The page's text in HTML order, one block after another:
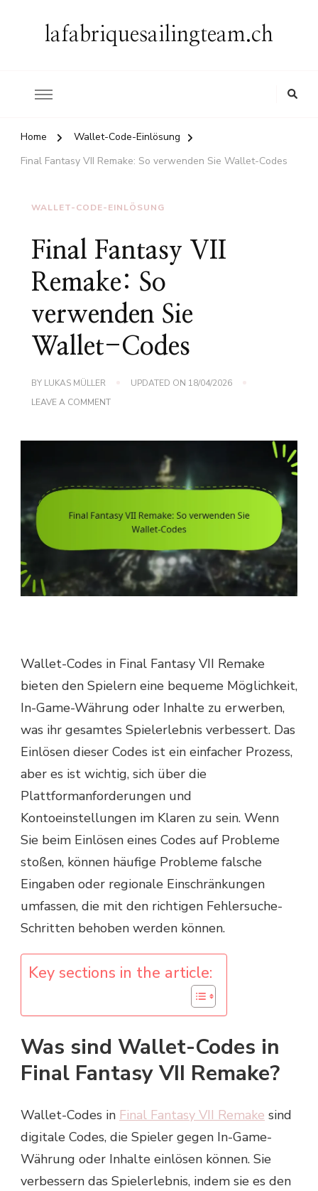
lafabriquesailingteam.ch
Home
Wallet-Code-Einlösung
Final Fantasy VII Remake: So verwenden Sie Wallet-Codes
WALLET-CODE-EINLÖSUNG
Final Fantasy VII
Remake: So
verwenden Sie
Wallet-Codes
BY LUKAS MÜLLER UPDATED ON 18/04/2026
LEAVE A COMMENTON
VERWENDEN
SIE
CODES
Wallet-Codes in Final Fantasy VII Remake
bieten den Spielern eine bequeme Möglichkeit,
In-Game-Währung oder Inhalte zu erwerben,
was ihr gesamtes Spielerlebnis verbessert. Das
Einlösen dieser Codes ist ein einfacher Prozess,
aber es ist wichtig, sich über die
Plattformanforderungen und
Kontoeinstellungen im Klaren zu sein. Wenn
Sie beim Einlösen eines Codes auf Probleme
stoßen, können häufige Probleme falsche
Eingaben oder regionale Einschränkungen
umfassen, die mit den richtigen Fehlersuche-
Schritten behoben werden können.
Key sections in the article:
Was sind Wallet-Codes in
Final Fantasy VII Remake?
Wallet-Codes in Final Fantasy VII Remake sind
digitale Codes, die Spieler gegen In-Game-
Währung oder Inhalte einlösen können. Sie
verbessern das Spielerlebnis, indem sie es den